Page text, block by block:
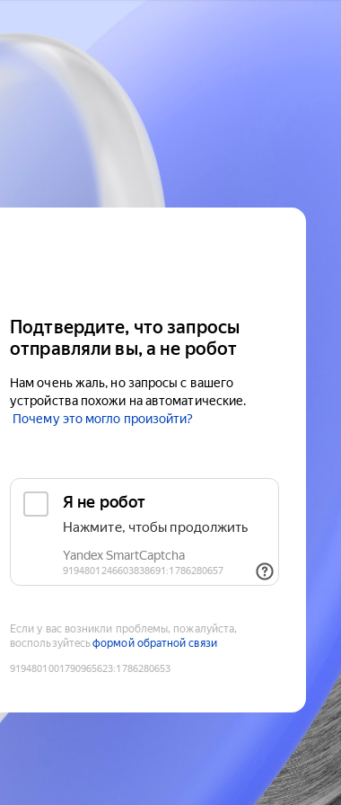
Подтвердите, что запросы
отправляли вы, а не робот
Нам очень жаль, но запросы с вашего
устройства похожи на автоматические.
Почему это могло произойти?
Если у вас возникли проблемы, пожалуйста,
воспользуйтесьформой обратной связи
9194801001790965623:1786280653